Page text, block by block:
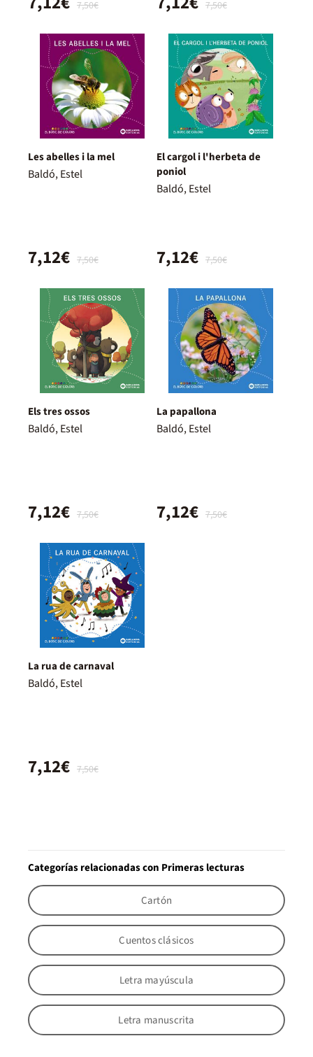
7,50€ 7,50€
Les abelles i la mel
Baldó, Estel
7,50€
7,12€
El cargol i l'herbeta de
poniol
Baldó, Estel
7,50€
7,12€
Els tres ossos
Baldó, Estel
7,50€
7,12€
La papallona
Baldó, Estel
7,50€
7,12€
La rua de carnaval
Baldó, Estel
7,50€
7,12€
Categorías relacionadas con Primeras lecturas
Cartón
Cuentos clásicos
Letra mayúscula
Letra manuscrita